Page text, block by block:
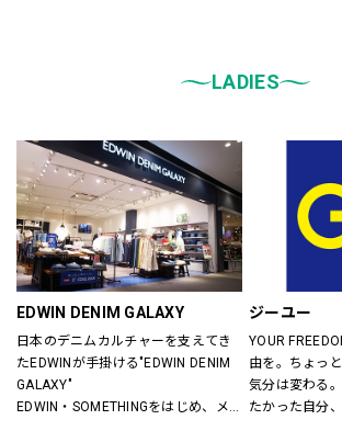
LADIES
EDWIN DENIM GALAXY
日本のデニムカルチャーを支えてき
たEDWINが手掛ける"EDWIN DENIM
GALAXY"
EDWIN・SOMETHINGをはじめ、メ
ジーユー
YOUR
由を。ちょっ
気分は変わる
たかった自分